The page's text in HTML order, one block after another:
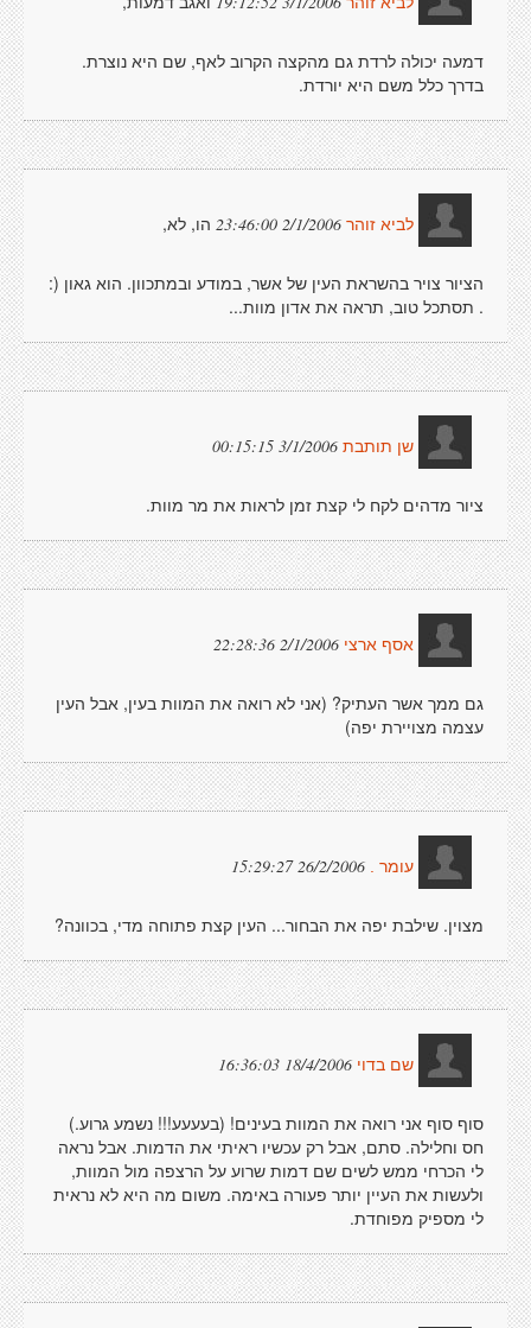
דמעה יכולה לרדת גם מהקצה הקרוב לאף, שם היא נוצרת.
בדרך כלל משם היא יורדת.
לביא זוהר 2/1/2006 23:46:00 הו, לא,
הציור צויר בהשראת העין של אשר, במודע ובמתכוון. הוא גאון (:
. תסתכל טוב, תראה את אדון מוות...
שן תותבת 3/1/2006 00:15:15
ציור מדהים לקח לי קצת זמן לראות את מר מוות.
אסף ארצי 2/1/2006 22:28:36
גם ממך אשר העתיק? (אני לא רואה את המוות בעין, אבל העין
עצמה מצויירת יפה)
עומר . 26/2/2006 15:29:27
מצוין. שילבת יפה את הבחור... העין קצת פתוחה מדי, בכוונה?
שם בדוי 18/4/2006 16:36:03
סוף סוף אני רואה את המוות בעינים! (בעעעע!!! נשמע גרוע.)
חס וחלילה. סתם, אבל רק עכשיו ראיתי את הדמות. אבל נראה
לי הכרחי ממש לשים שם דמות שרוע על הרצפה מול המוות,
ולעשות את העיין יותר פעורה באימה. משום מה היא לא נראית
לי מספיק מפוחדת.